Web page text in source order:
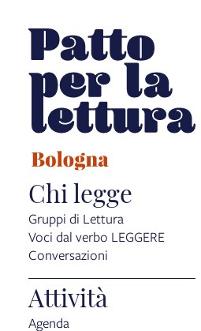
Chi legge
Gruppi di Lettura
Voci dal verbo LEGGERE
Conversazioni
Attività
Agenda